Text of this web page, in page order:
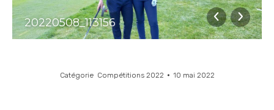
20220508_113156
Catégorie Compétitions 2022 10 mai 2022